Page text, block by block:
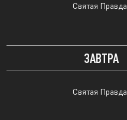
Святая Правда
ЗАВТРА
Святая Правда